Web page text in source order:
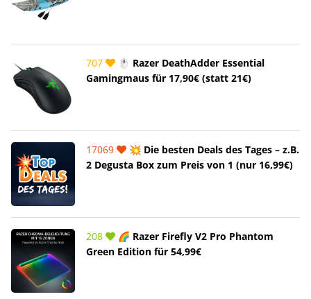
707
🖱️ Razer DeathAdder Essential
Gamingmaus für 17,90€ (statt 21€)
17069
💥 Die besten Deals des Tages – z.B.
2 Degusta Box zum Preis von 1 (nur 16,99€)
208
🌈 Razer Firefly V2 Pro Phantom
Green Edition für 54,99€